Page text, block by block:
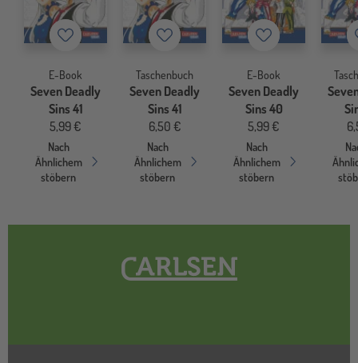
Merkzettel
E-Book
Seven Deadly
Sins 41
5,99 €
Nach
Ähnlichem
stöbern
Merkzettel
Taschenbuch
Seven Deadly
Sins 41
6,50 €
Nach
Ähnlichem
stöbern
Merkzettel
E-Book
Seven Deadly
Sins 40
5,99 €
Nach
Ähnlichem
stöbern